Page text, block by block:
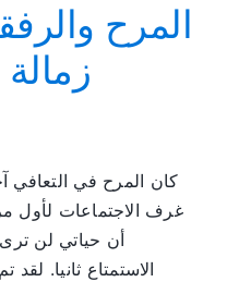
المرح
كان المرح في
غرف الاجتماعات
أن حياتي لن
الاستمتاع ثانيا.